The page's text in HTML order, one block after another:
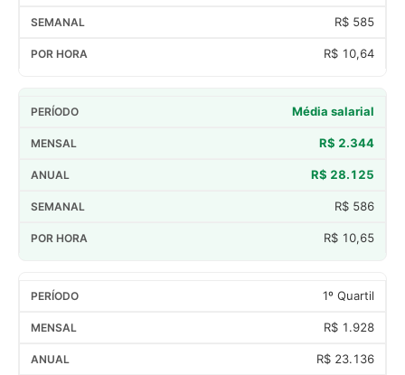
R$ 585
R$ 10,64
Média salarial
R$ 2.344
R$ 28.125
R$ 586
R$ 10,65
1º Quartil
R$ 1.928
R$ 23.136